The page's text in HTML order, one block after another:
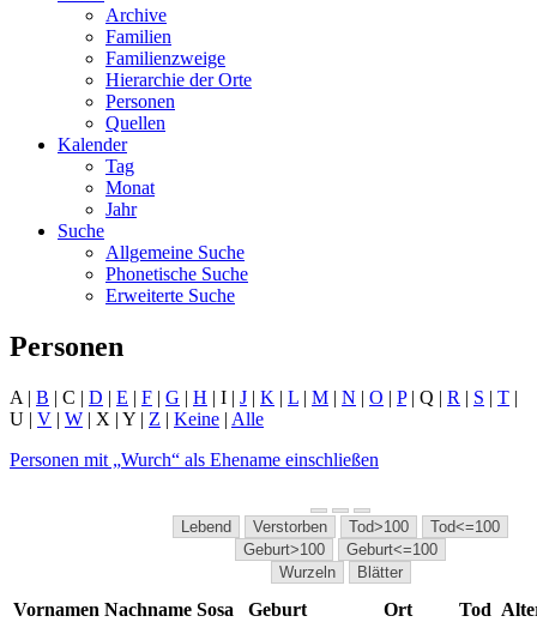
Archive
Familien
Familienzweige
Hierarchie der Orte
Personen
Quellen
Kalender
Tag
Monat
Jahr
Suche
Allgemeine Suche
Phonetische Suche
Erweiterte Suche
Personen
A | B | C | D | E | F | G | H | I | J | K | L | M | N | O | P| Q | R | S | T |
U | V | W | X | Y | Z | Keine | Alle
Personen mit „Wurch“ als Ehename einschließen
Lebend Verstorben Tod>100
Tod<=100
Geburt>100
Geburt<=100
Wurzeln
Blätter
Vornamen Nachname Sosa Geburt Ort Tod